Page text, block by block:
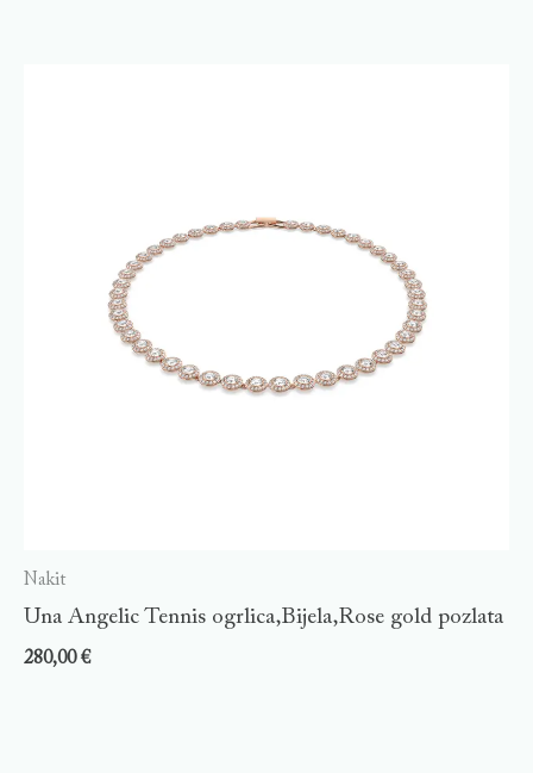
Nakit
Una Angelic Tennis ogrlica,Bijela,Rose gold pozlata
280,00€